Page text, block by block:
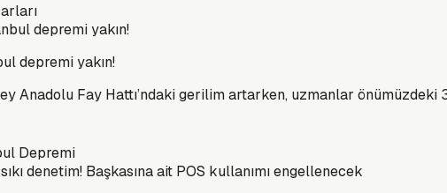
depremi yakın!
Anadolu Fay Hattı’ndaki gerilim artarken, uzmanlar
Depremi